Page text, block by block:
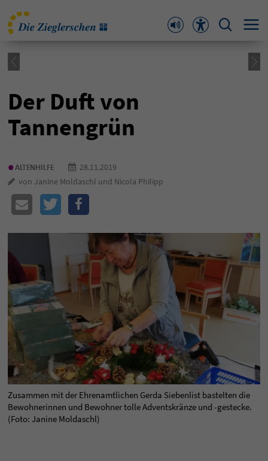
Der Duft von
Tannengrün
•ALTENHILFE
28.11.2019
von Janine Moldaschl und Nicola Philipp
Zusammen mit der Ehrenamtlichen Gerda Siebenlist bastelten die
Bewohnerinnen und Bewohner tolle Adventskränze und -gestecke.
(Foto: Janine Moldaschl)